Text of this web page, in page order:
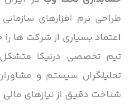
طراحی نرم افزارهای
اعتماد بسیاری از شرکت ها را
تیم تخصصی درنیکا متشکل
تحلیلگران سیستم و
شناخت دقیق از نیازهای مالی